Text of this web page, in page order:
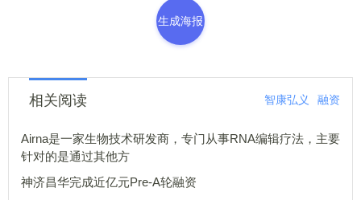
生成海报
相关阅读 智康弘义 融资
Airna是一家生物技术研发商，专门从事RNA编辑疗法，主要
针对的是通过其他方
神济昌华完成近亿元Pre-A轮融资